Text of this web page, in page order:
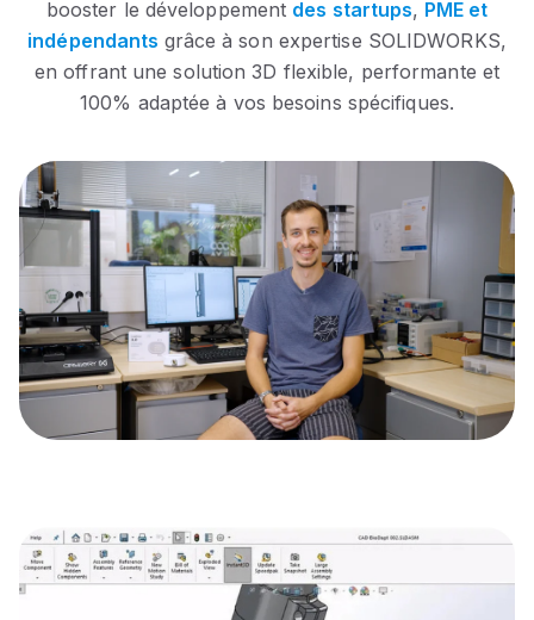
booster le développement des startups, PME et
indépendants grâce à son expertise SOLIDWORKS,
en offrant une solution 3D flexible, performante et
100% adaptée à vos besoins spécifiques.